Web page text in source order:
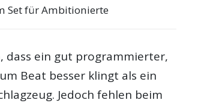
Set für Ambitionierte
dass ein gut programmierter,
Beat besser klingt als ein
Jedoch fehlen beim